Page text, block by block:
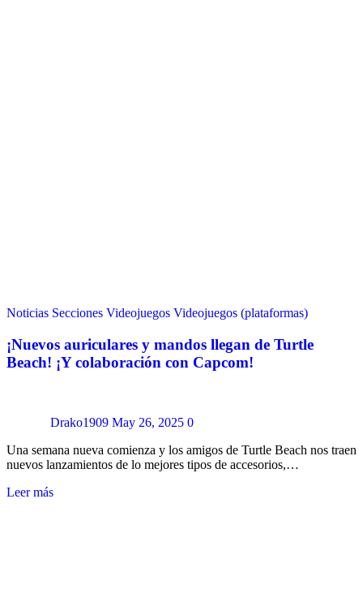
Noticias Secciones Videojuegos Videojuegos (plataformas)
¡Nuevos auriculares y mandos llegan de Turtle
Beach! ¡Y colaboración con Capcom!
Drako1909 May 26, 2025 0
Una semana nueva comienza y los amigos de Turtle Beach nos traen
nuevos lanzamientos de lo mejores tipos de accesorios,…
Leer más